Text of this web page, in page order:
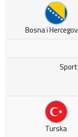
Bosna i
Turska